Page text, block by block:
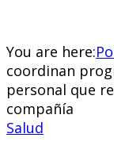
You are here:
coordinan
personal que
compañía
Salud